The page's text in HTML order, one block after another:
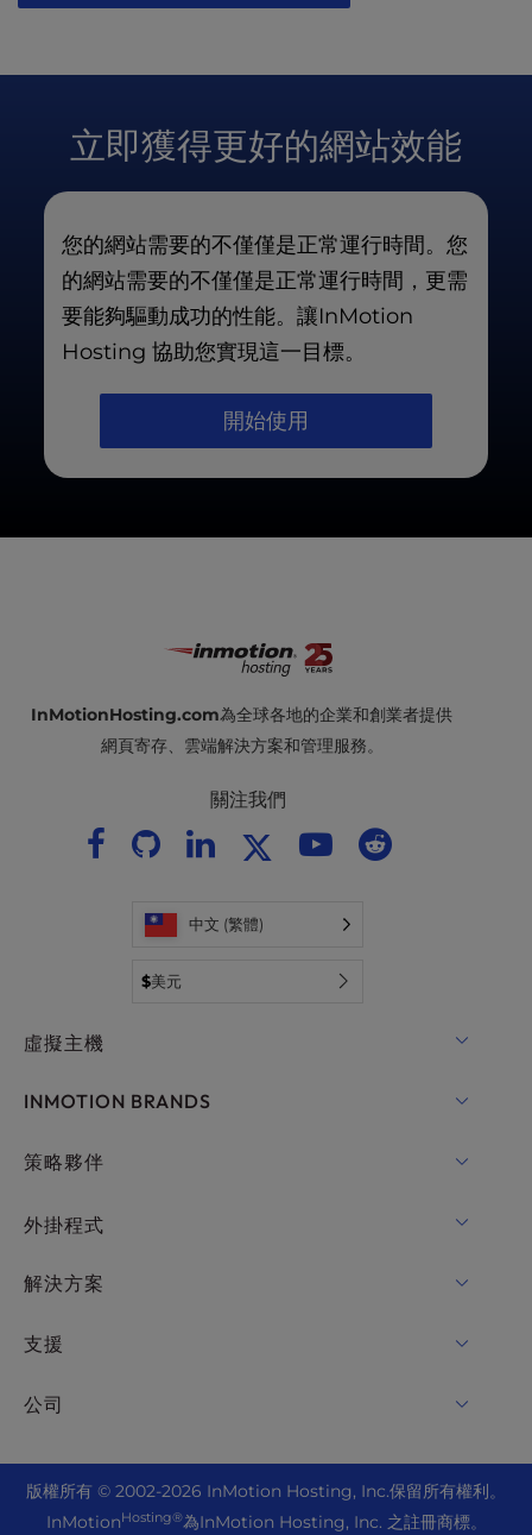
立即獲得更好的網站效能
您的網站需要的不僅僅是正常運行時間。您
的網站需要的不僅僅是正常運行時間，更需
要能夠驅動成功的性能。讓InMotion
Hosting 協助您實現這一目標。
開始使用
InMotionHosting.com為全球各地的企業和創業者提供
網頁寄存、雲端解決方案和管理服務。
關注我們
中文 (繁體)
$美元
虛擬主機
共用主機
適用於WordPress的UltraStack ONE
VPS主機
裸機伺服器
企業託管解決方案
轉銷商託管
轉銷商VPS
INMOTION BRANDS
RamNode
策略夥伴
OpenMetal 雲 IaaS
外掛程式
功能變數名稱
專業郵箱
WordPress 網站建設者
解決方案
cPanel 好客
Joomla 好客
Laravel 好客
支援
在線聊天
+44 2045 763722
高級支援
公司
關於我們
數據中心位置
版權所有 © 2002-2026 InMotion Hosting, Inc.保留所有權利。
InMotionHosting®為InMotion Hosting, Inc. 之註冊商標。